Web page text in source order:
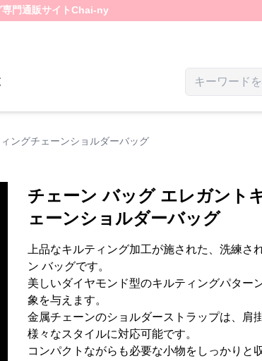
専門通販サイトChai-ny
ングチェーンショルダーバッグ
チェーン バッグ エレガント
ェーンショルダーバッグ
上品なキルティング加工が施された、洗練さ
ン バッグです。
美しいダイヤモンド型のキルティングパター
象を与えます。
金属チェーンのショルダーストラップは、肩
様々なスタイルに対応可能です。
コンパクトながらも必要な小物をしっかりと